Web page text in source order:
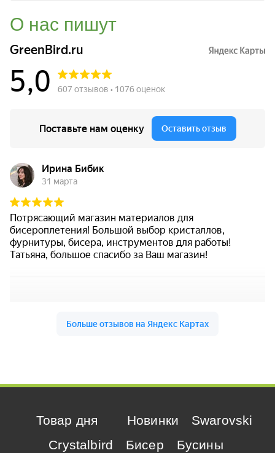
О нас пишут
Товар дня Новинки
Swarovski
Crystalbird
Бисер
Бусины